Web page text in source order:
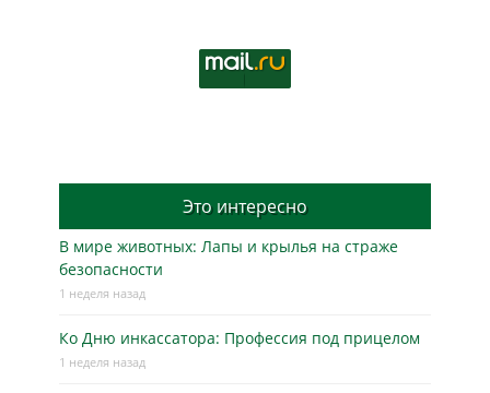
Это интересно
В мире животных: Лапы и крылья на страже
безопасности
1 неделя назад
Ко Дню инкассатора: Профессия под прицелом
1 неделя назад